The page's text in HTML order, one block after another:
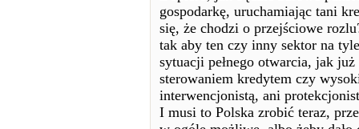
gospodarkę, uruchamiając tani
się, że chodzi o przejściowe
tak aby ten czy inny sektor na
sytuacji pełnego otwarcia, jak
sterowaniem kredytem czy
interwencjonistą, ani
I musi to Polska zrobić teraz,